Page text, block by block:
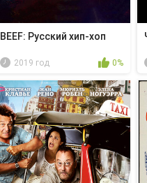
BEEF: Русский хип-хоп
2019 год 0%